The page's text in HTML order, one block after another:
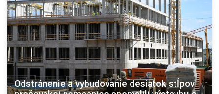
Odstránenie a vybudovanie desiatok stĺpov